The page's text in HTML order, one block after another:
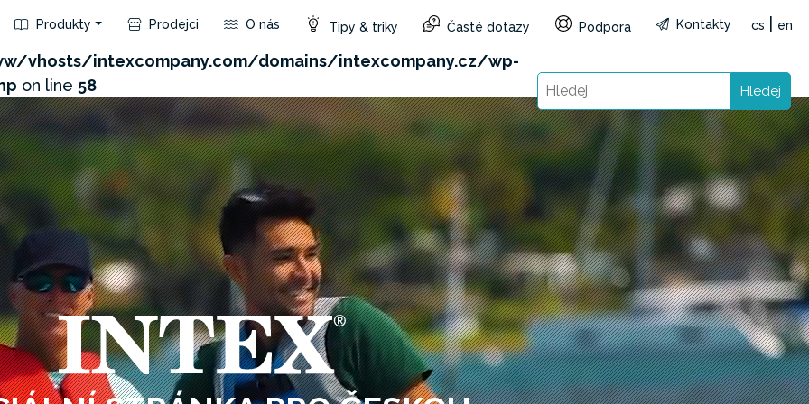
product/api.php?id=205&not_use_region=1&reg=CZ&lang=cs): Failed to open stream: HTTP
vhosts/intexcompany.com/domains/intexcompany.cz/wp-
on line 58
Produkty Prodejci O nás Tipy & triky Časté dotazy Podpora Kontakty cs en
Hledej